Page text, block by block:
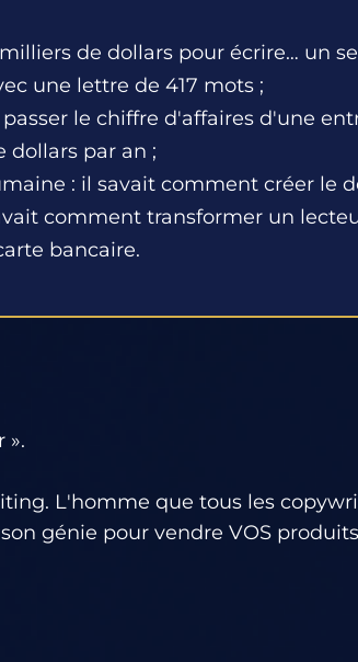
de dollars pour écrire… un
une lettre de 417 mots ;
le chiffre d'affaires d'une
dollars par an ;
: il savait comment créer le
comment transformer un
bancaire.
».
L'homme que tous les
génie pour vendre VOS